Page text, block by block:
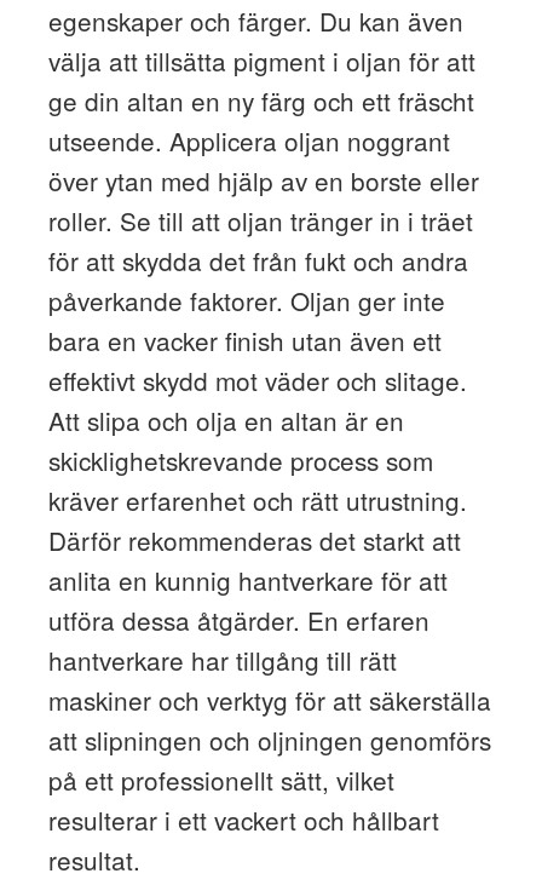
egenskaper och färger. Du kan även
välja att tillsätta pigment i oljan för att
ge din altan en ny färg och ett fräscht
utseende. Applicera oljan noggrant
över ytan med hjälp av en borste eller
roller. Se till att oljan tränger in i träet
för att skydda det från fukt och andra
påverkande faktorer. Oljan ger inte
bara en vacker finish utan även ett
effektivt skydd mot väder och slitage.
Att slipa och olja en altan är en
skicklighetskrevande process som
kräver erfarenhet och rätt utrustning.
Därför rekommenderas det starkt att
anlita en kunnig hantverkare för att
utföra dessa åtgärder. En erfaren
hantverkare har tillgång till rätt
maskiner och verktyg för att säkerställa
att slipningen och oljningen genomförs
på ett professionellt sätt, vilket
resulterar i ett vackert och hållbart
resultat.